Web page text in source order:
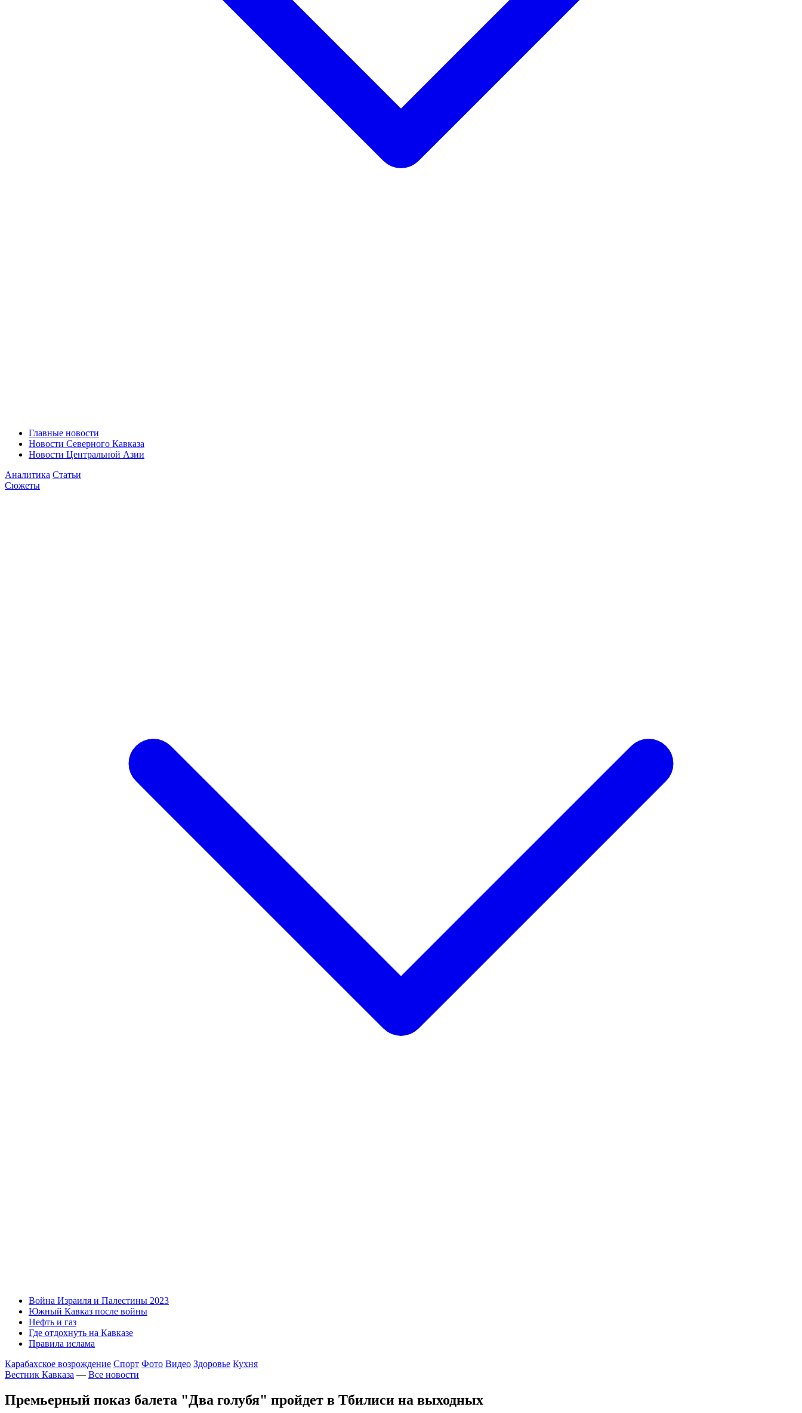
Главные новости
Новости Северного Кавказа
Новости Центральной Азии
Аналитика Статьи
Сюжеты
Война Израиля и Палестины 2023
Южный Кавказ после войны
Нефть и газ
Где отдохнуть на Кавказе
Правила ислама
Карабахское возрождение Спорт Фото Видео Здоровье Кухня
Вестник Кавказа — Все новости
Премьерный показ балета "Два голубя" пройдет в Тбилиси на выходных